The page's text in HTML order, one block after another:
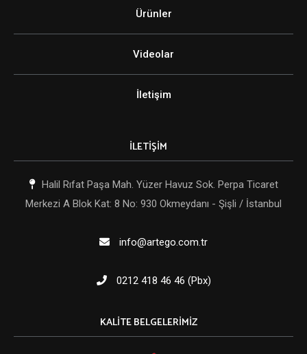
Ürünler
Videolar
İletişim
İLETİŞİM
Halil Rıfat Paşa Mah. Yüzer Havuz Sok. Perpa Ticaret
Merkezi A Blok Kat: 8 No: 930 Okmeydanı - Şişli / İstanbul
info@artego.com.tr
0212 418 46 46 (Pbx)
KALITE BELGELERIMIZ